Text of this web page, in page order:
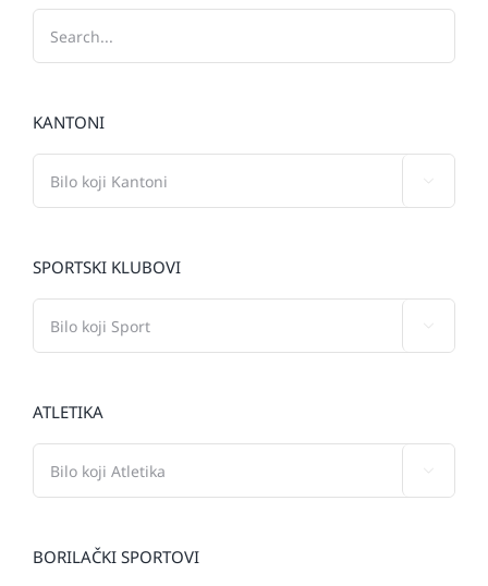
KANTONI
SPORTSKI KLUBOVI
ATLETIKA
BORILAČKI SPORTOVI